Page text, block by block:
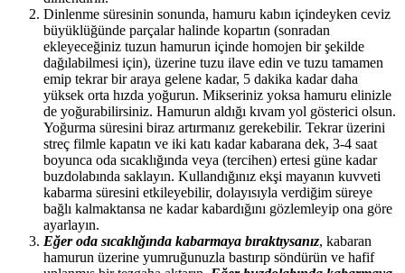
Dinlenme süresinin sonunda, hamuru kabın içindeyken ceviz
büyüklüğünde parçalar halinde kopartın (sonradan
ekleyeceğiniz tuzun hamurun içinde homojen bir şekilde
dağılabilmesi için), üzerine tuzu ilave edin ve tuzu tamamen
emip tekrar bir araya gelene kadar, 5 dakika kadar daha
yüksek orta hızda yoğurun. Mikseriniz yoksa hamuru elinizle
de yoğurabilirsiniz. Hamurun aldığı kıvam yol gösterici olsun.
Yoğurma süresini biraz artırmanız gerekebilir. Tekrar üzerini
streç filmle kapatın ve iki katı kadar kabarana dek, 3-4 saat
boyunca oda sıcaklığında veya (tercihen) ertesi güne kadar
buzdolabında saklayın. Kullandığınız ekşi mayanın kuvveti
kabarma süresini etkileyebilir, dolayısıyla verdiğim süreye
bağlı kalmaktansa ne kadar kabardığını gözlemleyip ona göre
ayarlayın.
Eğer oda sıcaklığında kabarmaya bıraktıysanız, kabaran
hamurun üzerine yumruğunuzla bastırıp söndürün ve hafif